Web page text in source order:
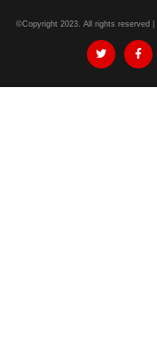
©Copyright 2023. All rights reserved |